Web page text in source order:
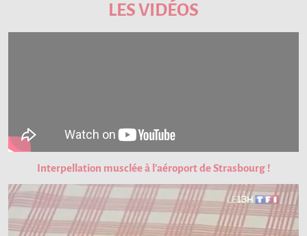
LES VIDÉOS
Interpellation musclée à l'aéroport de Strasbourg !